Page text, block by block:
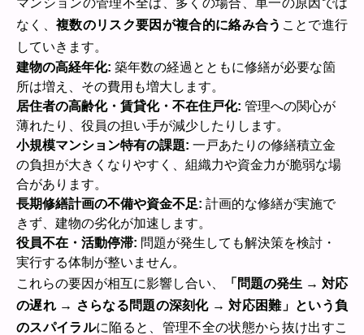
マンションの管理不全は、多くの場合、単一の原因では
なく、 複数のリスク要因が複合的に絡み合う ことで進行
していきます。
建物の高経年化: 築年数の経過とともに修繕が必要な箇
所は増え、その費用も増大します。
居住者の高齢化・賃貸化・不在住戸化: 管理への関心が
薄れたり、役員の担い手が減少したりします。
小規模マンション特有の課題: 一戸あたりの修繕積立金
の負担が大きくなりやすく、組織力や資金力が脆弱な場
合があります。
長期修繕計画の不備や資金不足: 計画的な修繕が実施で
きず、建物の劣化が加速します。
役員不在・活動停滞: 問題が発生しても解決策を検討・
実行する体制が整いません。
これらの要因が相互に影響し合い、
「問題の発生 → 対応
の遅れ → さらなる問題の深刻化 → 対応困難」という負
のスパイラルに陥ると、管理不全の状態から抜け出すこ